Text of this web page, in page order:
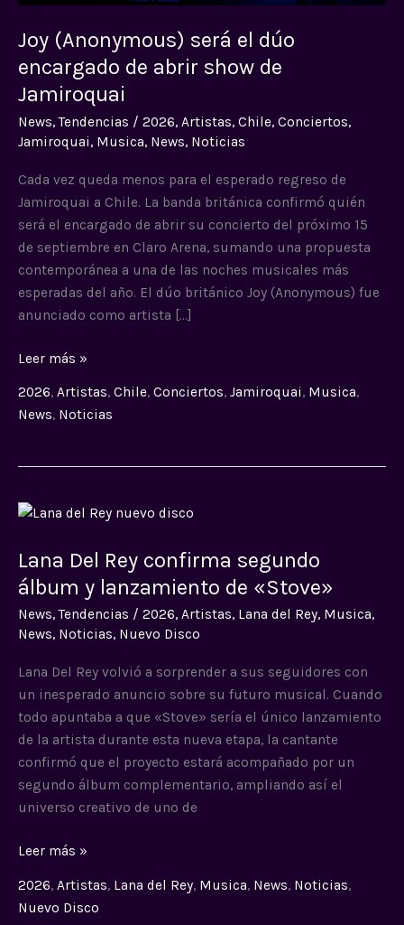
Joy (Anonymous) será el dúo
encargado de abrir show de
Jamiroquai
News,Tendencias / 2026, Artistas, Chile, Conciertos,
Jamiroquai, Musica, News, Noticias
Cada vez queda menos para el esperado regreso de
Jamiroquai a Chile. La banda británica confirmó quién
será el encargado de abrir su concierto del próximo 15
de septiembre en Claro Arena, sumando una propuesta
contemporánea a una de las noches musicales más
esperadas del año. El dúo británico Joy (Anonymous) fue
anunciado como artista […]
de
show
de
Jamiroquai
Leer más »
2026, Artistas, Chile, Conciertos, Jamiroquai, Musica,
News, Noticias
Lana Del Rey confirma segundo
álbum y lanzamiento de «Stove»
News,Tendencias / 2026, Artistas, Lana del Rey, Musica,
News, Noticias, Nuevo Disco
Lana Del Rey volvió a sorprender a sus seguidores con
un inesperado anuncio sobre su futuro musical. Cuando
todo apuntaba a que «Stove» sería el único lanzamiento
de la artista durante esta nueva etapa, la cantante
confirmó que el proyecto estará acompañado por un
segundo álbum complementario, ampliando así el
universo creativo de uno de
Lana
Rey
confirma
álbum
lanzamiento
de
«Stove»
Leer más »
2026, Artistas, Lana del Rey, Musica, News, Noticias,
Nuevo Disco